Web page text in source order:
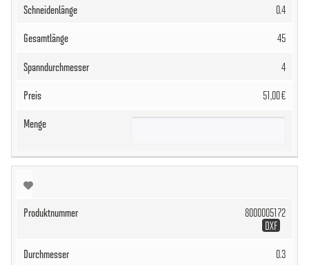
0.4
45
4
51,00 €
8000005172
DXF
0.3